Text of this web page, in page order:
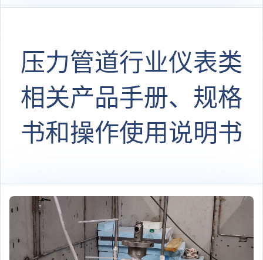
压力管道行业仪表类
相关产品手册、规格
书和操作使用说明书